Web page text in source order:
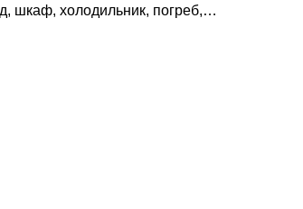
шкаф, холодильник, погреб,…